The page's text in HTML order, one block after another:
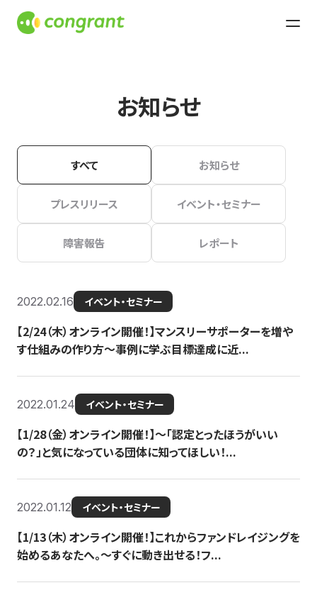
お知らせ
すべて お知らせ
プレスリリース イベント・セミナー
障害報告 レポート
2022.02.16 イベント・セミナー
【2/24（木）オンライン開催！】マンスリーサポーターを増や
す仕組みの作り方〜事例に学ぶ目標達成に近...
2022.01.24 イベント・セミナー
【1/28（金）オンライン開催！】〜「認定とったほうがいい
の？」と気になっている団体に知ってほしい！...
2022.01.12 イベント・セミナー
【1/13（木）オンライン開催！】これからファンドレイジングを
始めるあなたへ。〜すぐに動き出せる！フ...